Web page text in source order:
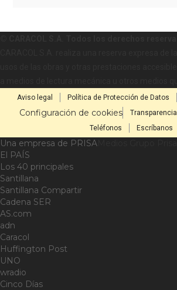
Aviso legal Política de Protección de Datos
Configuración de cookies Transparencia
Teléfonos
Escríbanos
Una empresa de PRISA
El PAÍS
Los 40 principales
Santillana
Santillana Compartir
Cadena SER
AS.com
adn
Caracol
Huffington Post
UNO
wradio
Cinco Días